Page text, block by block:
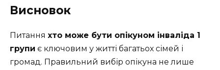
Висновок
Питання хто може бути опікуном інваліда 1
групи є ключовим у житті багатьох сімей і
громад. Правильний вибір опікуна не лише